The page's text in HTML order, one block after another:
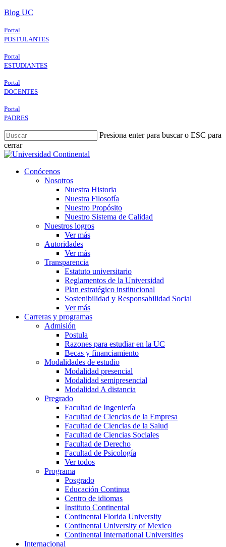
Skip
main
content
Blog UC
Portal
POSTULANTES
Portal
ESTUDIANTES
Portal
DOCENTES
Portal
PADRES
Presiona enter para buscar o ESC para
cerrar
Close
search
Menu
Conócenos
Nosotros
Nuestra Historia
Nuestra Filosofía
Nuestro Propósito
Nuestro Sistema de Calidad
Nuestros logros
Ver más
Autoridades
Ver más
Transparencia
Estatuto universitario
Reglamentos de la Universidad
Plan estratégico institucional
Sostenibilidad y Responsabilidad Social
Ver más
Carreras y programas
Admisión
Postula
Razones para estudiar en la UC
Becas y financiamiento
Modalidades de estudio
Modalidad presencial
Modalidad semipresencial
Modalidad A distancia
Pregrado
Facultad de Ingeniería
Facultad de Ciencias de la Empresa
Facultad de Ciencias de la Salud
Facultad de Ciencias Sociales
Facultad de Derecho
Facultad de Psicología
Ver todos
Programa
Posgrado
Educación Continua
Centro de idiomas
Instituto Continental
Continental Florida University
Continental University of Mexico
Continental International Universities
Internacional